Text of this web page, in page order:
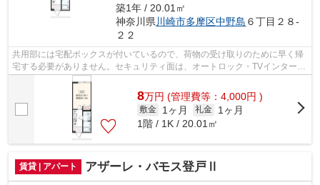
築1年 / 20.01㎡
神奈川県川崎市多摩区中野島 ６丁目２８-
２２
共用部には宅配ボックスが付いているので、荷物の受け取りのために早く帰
宅する必要がありません。セキュリティ面は、オートロック・TVインターホ
ンなどを設置しているので安全面でも...
8万円 (管理費等：4,000円 )
敷金 1ヶ月 礼金
1ヶ月
1階 / 1K / 20.01㎡
賃貸 | アパート アザーレ・バモス登戸Ⅱ